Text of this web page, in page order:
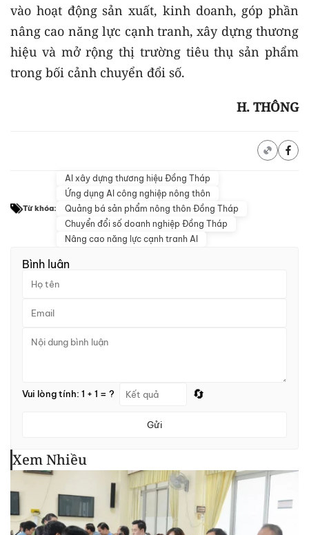
vào hoạt động sản xuất, kinh doanh, góp phần
nâng cao năng lực cạnh tranh, xây dựng thương
hiệu và mở rộng thị trường tiêu thụ sản phẩm
trong bối cảnh chuyển đổi số.
H. THÔNG
Từ khóa:
AI xây dựng thương hiệu Đồng Tháp
Ứng dụng AI công nghiệp nông thôn
Quảng bá sản phẩm nông thôn Đồng Tháp
Chuyển đổi số doanh nghiệp Đồng Tháp
Nâng cao năng lực cạnh tranh AI
Bình luận
Vui lòng tính: 1 + 1 = ? 🔄
Gửi
Xem Nhiều